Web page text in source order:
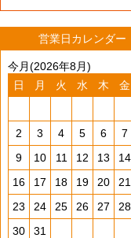
営業日カレンダー
今月(2026年8月)
日
月 火 水 木 金
2
3 4 5 6 7
9
10 11 12 13 14
16
17 18 19 20 21
23
24 25 26 27 28
30
31